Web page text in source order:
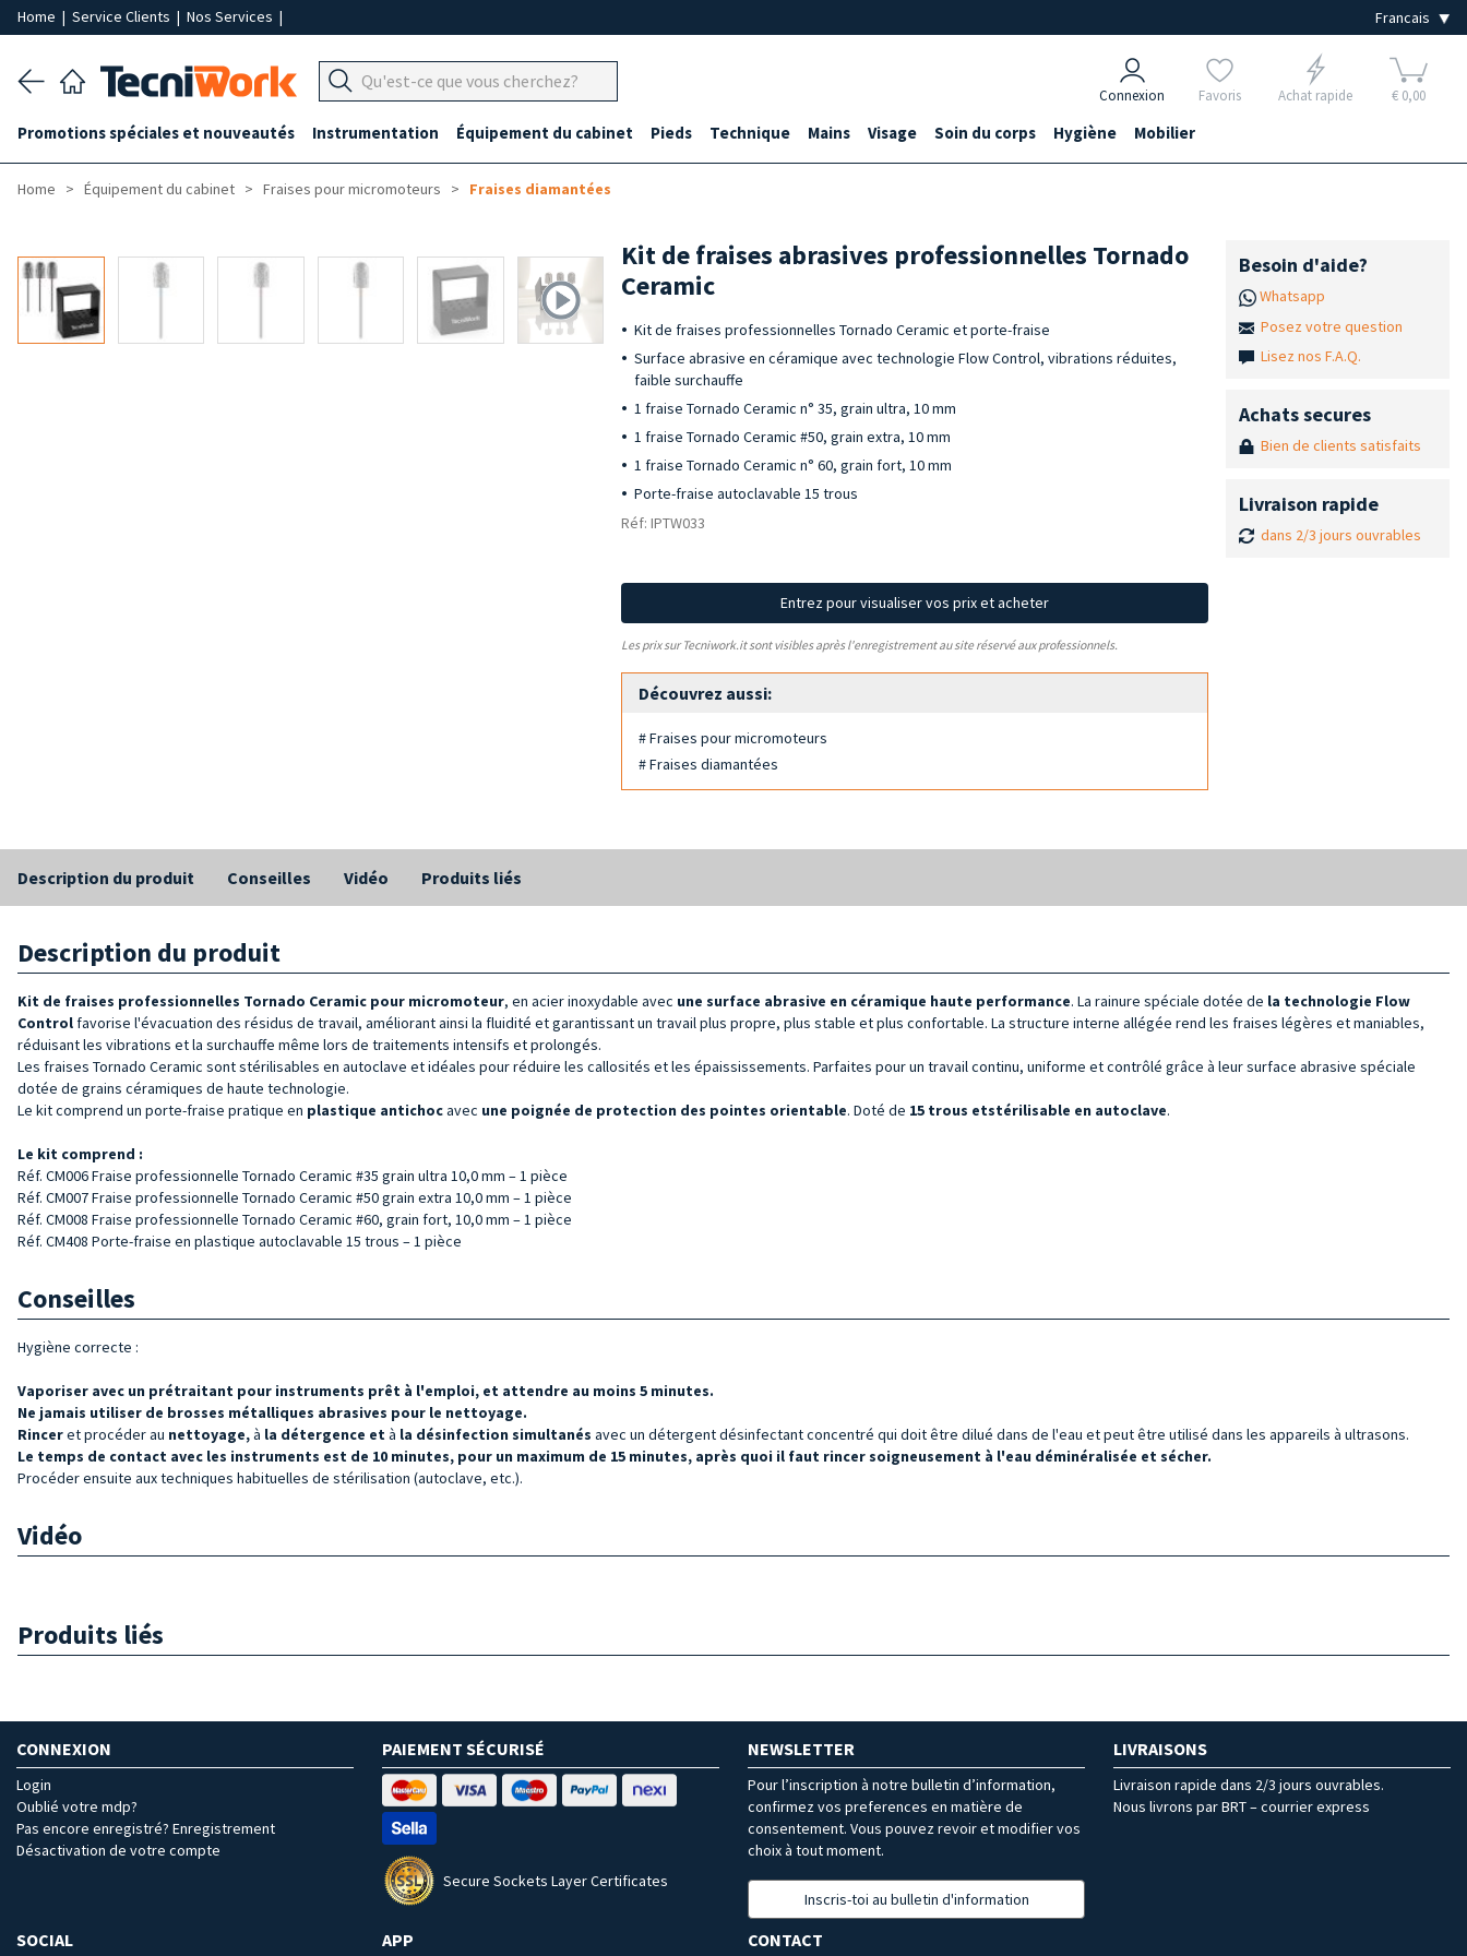
Home | Service Clients | Nos Services |
Connexion Favoris Achat rapide € 0,00
Promotions spéciales et nouveautés Instrumentation Équipement du cabinet Pieds Technique Mains Visage Soin du corps Hygiène Mobilier
Home Équipement du cabinet Fraises pour micromoteurs Fraises diamantées
Kit de fraises abrasives professionnelles Tornado
Ceramic
Kit de fraises professionnelles Tornado Ceramic et porte-fraise
Surface abrasive en céramique avec technologie Flow Control, vibrations réduites,
faible surchauffe
1 fraise Tornado Ceramic n° 35, grain ultra, 10 mm
1 fraise Tornado Ceramic #50, grain extra, 10 mm
1 fraise Tornado Ceramic n° 60, grain fort, 10 mm
Porte-fraise autoclavable 15 trous
Réf: IPTW033
Entrez pour visualiser vos prix et acheter
Les prix sur Tecniwork.it sont visibles après l'enregistrement au site réservé aux professionnels.
Découvrez aussi:
# Fraises pour micromoteurs
# Fraises diamantées
Besoin d'aide?
Whatsapp
Posez votre question
Lisez nos F.A.Q.
Achats secures
Bien de clients satisfaits
Livraison rapide
dans 2/3 jours ouvrables
Description du produit Conseilles Vidéo Produits liés
Description du produit
Kit de fraises professionnelles Tornado Ceramic pour micromoteur, en acier inoxydable avec une surface abrasive en céramique haute performance. La rainure spéciale dotée de la technologie Flow
Control favorise l'évacuation des résidus de travail, améliorant ainsi la fluidité et garantissant un travail plus propre, plus stable et plus confortable. La structure interne allégée rend les fraises légères et maniables,
réduisant les vibrations et la surchauffe même lors de traitements intensifs et prolongés.
Les fraises Tornado Ceramic sont stérilisables en autoclave et idéales pour réduire les callosités et les épaississements. Parfaites pour un travail continu, uniforme et contrôlé grâce à leur surface abrasive spéciale
dotée de grains céramiques de haute technologie.
Le kit comprend un porte-fraise pratique en plastique antichocavec une poignée de protection des pointes orientable. Doté de 15 trous etstérilisable en autoclave.
Le kit comprend :
Réf. CM006 Fraise professionnelle Tornado Ceramic #35 grain ultra 10,0 mm – 1 pièce
Réf. CM007 Fraise professionnelle Tornado Ceramic #50 grain extra 10,0 mm – 1 pièce
Réf. CM008 Fraise professionnelle Tornado Ceramic #60, grain fort, 10,0 mm – 1 pièce
Réf. CM408 Porte-fraise en plastique autoclavable 15 trous – 1 pièce
Conseilles
Hygiène correcte :
Vaporiser avec un prétraitant pour instruments prêt à l'emploi, et attendre au moins 5 minutes.
Ne jamais utiliser de brosses métalliques abrasives pour le nettoyage.
Rinceret procéder au nettoyage,à la détergence età la désinfection simultanés avec un détergent désinfectant concentré qui doit être dilué dans de l'eau et peut être utilisé dans les appareils à ultrasons.
Le temps de contact avec les instruments est de 10 minutes, pour un maximum de 15 minutes, après quoi il faut rincer soigneusement à l'eau déminéralisée et sécher.
Procéder ensuite aux techniques habituelles de stérilisation (autoclave, etc.).
Vidéo
Produits liés
CONNEXION
Login
Oublié votre mdp?
Pas encore enregistré? Enregistrement
Désactivation de votre compte
PAIEMENT SÉCURISÉ
Secure Sockets Layer Certificates
NEWSLETTER
Pour l’inscription à notre bulletin d’information,
confirmez vos preferences en matière de
consentement. Vous pouvez revoir et modifier vos
choix à tout moment.
Inscris-toi au bulletin d'information
LIVRAISONS
Livraison rapide dans 2/3 jours ouvrables.
Nous livrons par BRT – courrier express
SOCIAL APP CONTACT